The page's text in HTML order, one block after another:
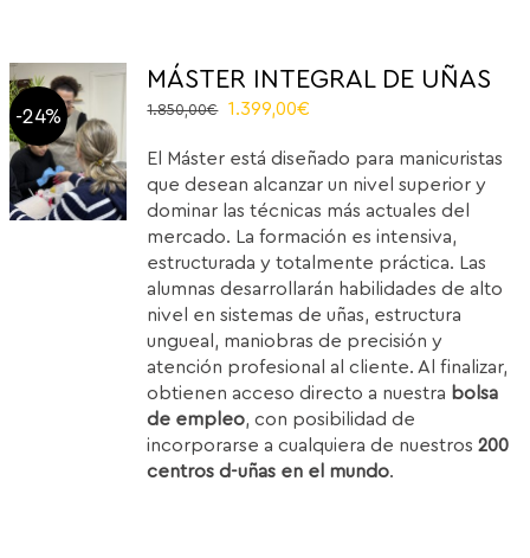
-24%
MÁSTER INTEGRAL DE UÑAS
1.850,00€
Original
was:
1.850,00€.
1.399,00€
is:
1.399,00€.
El Máster está diseñado para manicuristas
que desean alcanzar un nivel superior y
dominar las técnicas más actuales del
mercado. La formación es intensiva,
estructurada y totalmente práctica. Las
alumnas desarrollarán habilidades de alto
nivel en sistemas de uñas, estructura
ungueal, maniobras de precisión y
atención profesional al cliente. Al finalizar,
obtienen acceso directo a nuestra bolsa
de empleo, con posibilidad de
incorporarse a cualquiera de nuestros200
centros d-uñas en el mundo.